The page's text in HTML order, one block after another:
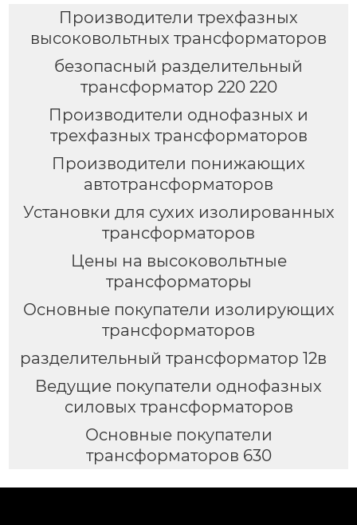
Производители трехфазных
высоковольтных трансформаторов
безопасный разделительный
трансформатор 220 220
Производители однофазных и
трехфазных трансформаторов
Производители понижающих
автотрансформаторов
Установки для сухих изолированных
трансформаторов
Цены на высоковольтные
трансформаторы
Основные покупатели изолирующих
трансформаторов
разделительный трансформатор 12в
Ведущие покупатели однофазных
силовых трансформаторов
Основные покупатели
трансформаторов 630